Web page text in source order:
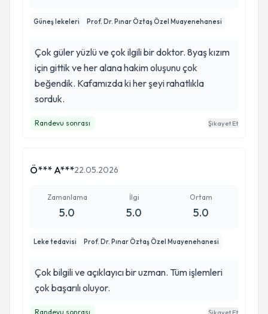
Güneş lekeleri Prof. Dr. Pınar Öztaş Özel Muayenehanesi
Çok güler yüzlü ve çok ilgili bir doktor. 8yaş kızım
için gittik ve her alana hakim oluşunu çok
beğendik. Kafamızda ki her şeyi rahatlıkla
sorduk.
Randevu sonrası Şikayet Et
Ö*** A***22.05.2026
Zamanlama
5.0
İlgi
5.0
Ortam
5.0
Leke tedavisi Prof. Dr. Pınar Öztaş Özel Muayenehanesi
Çok bilgili ve açıklayıcı bir uzman. Tüm işlemleri
çok başarılı oluyor.
Randevu sonrası Şikayet Et